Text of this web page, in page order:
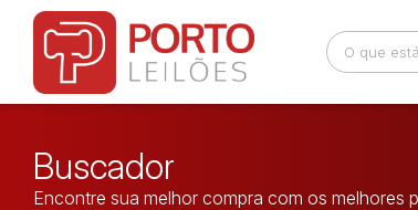
Buscador
Encontre sua melhor compra com os melhores